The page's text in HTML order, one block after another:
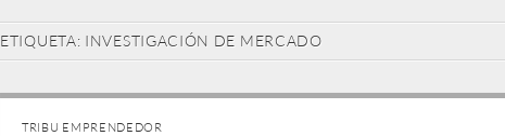
ETIQUETA: INVESTIGACIÓN DE MERCADO
TRIBU EMPRENDEDOR